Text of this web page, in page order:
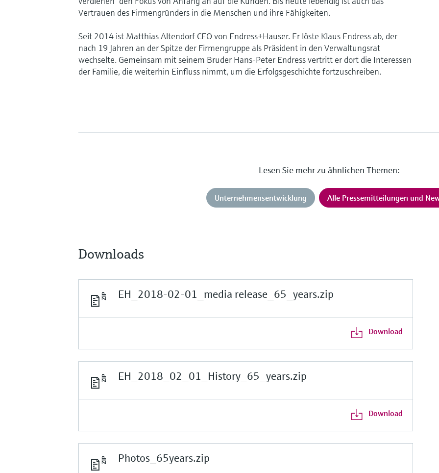
Vertrauen des Firmengründers in die Menschen und ihre Fähigkeiten.
Seit 2014 ist Matthias Altendorf CEO von Endress+Hauser. Er löste Klaus Endress ab, der
nach 19 Jahren an der Spitze der Firmengruppe als Präsident in den Verwaltungsrat
wechselte. Gemeinsam mit seinem Bruder Hans-Peter Endress vertritt er dort die Interessen
der Familie, die weiterhin Einfluss nimmt, um die Erfolgsgeschichte fortzuschreiben.
Lesen Sie mehr zu ähnlichen Themen:
Unternehmensentwicklung Alle Pressemitteilungen und
Downloads
EH_2018-02-01_media release_65_years.zip
Download
EH_2018_02_01_History_65_years.zip
Download
Photos_65years.zip